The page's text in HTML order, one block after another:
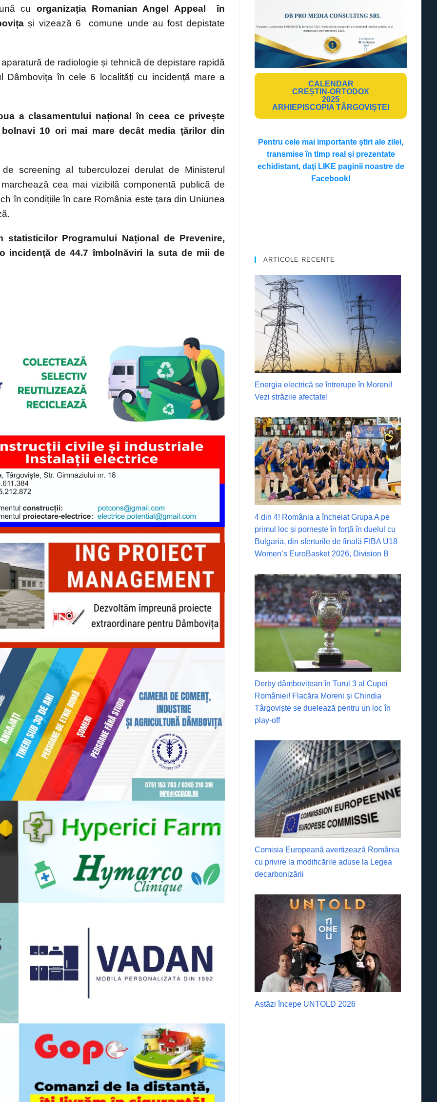
cu organizația Romanian Angel Appeal în
și vizează 6 comune unde au fost depistate
de radiologie și tehnică de depistare rapidă
Dâmbovița în cele 6 localități cu incidență mare a
a clasamentului național în ceea ce privește
10 ori mai mare decât media țărilor din
screening al tuberculozei derulat de Ministerul
cea mai vizibilă componentă publică de
în condițiile în care România este țara din Uniunea
statisticilor Programului Național de Prevenire,
incidență de 44.7 îmbolnăviri la suta de mii de
CALENDAR
CREȘTIN-ORTODOX
2025
ARHIEPISCOPIA TÂRGOVIȘTEI
Pentru cele mai importante ştiri ale zilei,
transmise în timp real şi prezentate
echidistant, daţi LIKE paginii noastre de
Facebook!
ARTICOLE RECENTE
Energia electrică se întrerupe în Moreni!
Vezi străzile afectate!
4 din 4! România a încheiat Grupa A pe
primul loc și pornește în forță în duelul cu
Bulgaria, din sferturile de finală FIBA U18
Women’s EuroBasket 2026, Division B
Derby dâmbovițean în Turul 3 al Cupei
României! Flacăra Moreni și Chindia
Târgoviște se duelează pentru un loc în
play-off
Comisia Europeană avertizează România
cu privire la modificările aduse la Legea
decarbonizării
Astăzi începe UNTOLD 2026